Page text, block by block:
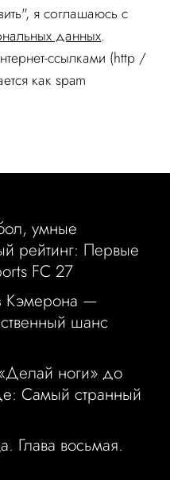
я соглашаюсь c
данных.
ссылками (http /
как spam
умные
рейтинг: Первые
FC 27
Кэмерона —
шанс
ноги» до
Самый странный
Глава восьмая.